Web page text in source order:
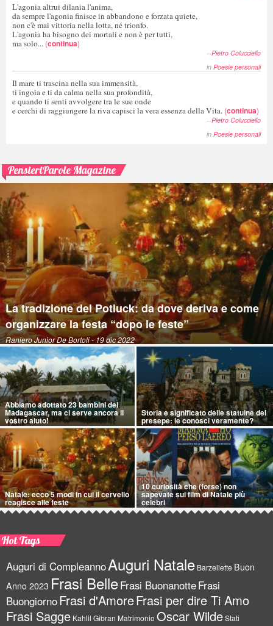
L'agonia altrui dilania l'anima,
da sempre l'agonia finisce in abbandono e forzata quiete,
non c'è mai vittoria nella lotta, né trionfo.
L'agonia ha bisogno dei mortali e non è per tutti,
ma solo... (continua)
--Pietro Colucciello
in Poesie personali
Il mare ti trascina nella sua immensità,
ti ingoia e ti da calma nella sua profondità,
e quando ti senti avvolgere tra le sue onde
e cerchi di raggiungere la riva capisci la vera essenza della Vita. (continua)
--Pietro Colucciello
in Poesie personali
PensieriParole Magazine
La tradizione del Potluck: da dove deriva e come
organizzare la festa “dopo le feste”
Raniero Junior De Bortoli- 19 dic 2022
Abbiamo adottato 23 bambini del
Madagascar, ma ci serve ancora il
vostro aiuto!
Storia e significato delle statuine del
presepe: le conosci veramente?
Natale: ecco 5 modi in cui il cervello
reagisce alle feste
10 curiosità che (forse) non
sapevate sui film di Natale più
celebri
Hot Tags
Auguri di CompleannoAuguri Natale Barzellette Buon
Anno 2023 Frasi BelleFrasi BuonanotteFrasi
BuongiornoFrasi d'AmoreFrasi per dire Ti Amo
Frasi Sagge Kahlil Gibran Matrimonio Oscar WildeStati